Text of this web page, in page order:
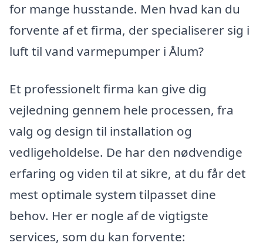
for mange husstande. Men hvad kan du
forvente af et firma, der specialiserer sig i
luft til vand varmepumper i Ålum?
Et professionelt firma kan give dig
vejledning gennem hele processen, fra
valg og design til installation og
vedligeholdelse. De har den nødvendige
erfaring og viden til at sikre, at du får det
mest optimale system tilpasset dine
behov. Her er nogle af de vigtigste
services, som du kan forvente: